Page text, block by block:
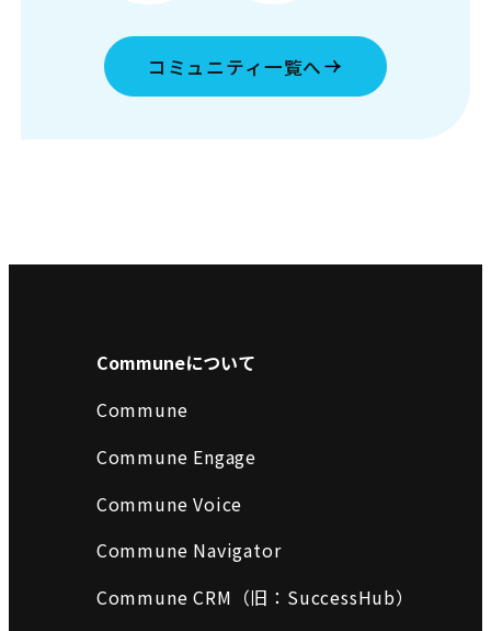
コミュニティ一覧へ
Communeについて
Commune
Commune Engage
Commune Voice
Commune Navigator
Commune CRM（旧：SuccessHub）